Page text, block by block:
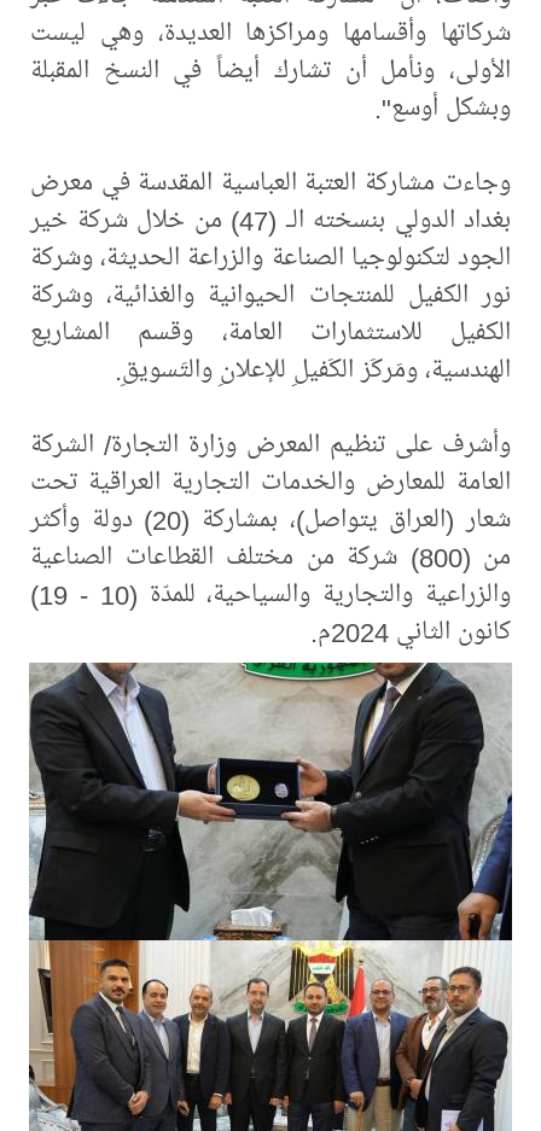
شركاتها وأقسامها ومراكزها العديدة، وهي ليست
الأولى، ونأمل أن تشارك أيضاً في النسخ المقبلة
وبشكل أوسع".
وجاءت مشاركة العتبة العباسية المقدسة في معرض
بغداد الدولي بنسخته الـ (47) من خلال شركة خير
الجود لتكنولوجيا الصناعة والزراعة الحديثة، وشركة
نور الكفيل للمنتجات الحيوانية والغذائية، وشركة
الكفيل للاستثمارات العامة، وقسم المشاريع
الهندسية، ومَركَز الكَفيلِ للإعلانِ والتَسويقِ.
وأشرف على تنظيم المعرض وزارة التجارة/ الشركة
العامة للمعارض والخدمات التجارية العراقية تحت
شعار (العراق يتواصل)، بمشاركة (20) دولة وأكثر
من (800) شركة من مختلف القطاعات الصناعية
والزراعية والتجارية والسياحية، للمدّة (10 - 19)
كانون الثاني 2024م.